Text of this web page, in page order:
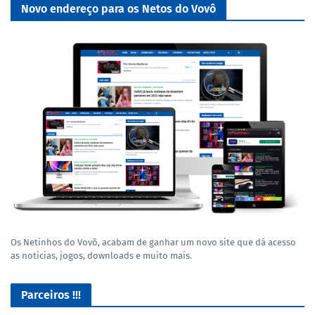
Novo endereço para os Netos do Vovô
Os Netinhos do Vovô, acabam de ganhar um novo site que dá acesso
as noticias, jogos, downloads e muito mais.
Parceiros !!!
Lives de Gameplay no Facebook Gaming e muito mais